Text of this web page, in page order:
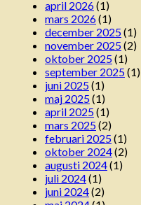
april 2026(1)
mars 2026(1)
december 2025(1)
november 2025(2)
oktober 2025(1)
september 2025(1)
juni 2025(1)
maj 2025(1)
april 2025(1)
mars 2025(2)
februari 2025(1)
oktober 2024(2)
augusti 2024(1)
juli 2024(1)
juni 2024(2)